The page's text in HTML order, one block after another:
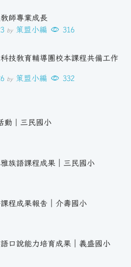
師專業成長
by 策盟小編 316
技教育輔導團校本課程共備工作
by 策盟小編 332
動｜三民國小
族語課程成果｜三民國小
程成果報告｜介壽國小
口說能力培育成果｜義盛國小